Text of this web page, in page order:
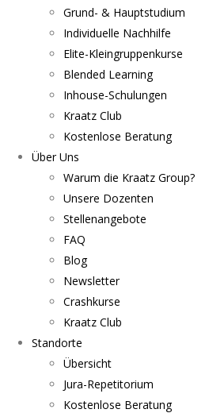
Grund- & Hauptstudium
Individuelle Nachhilfe
Elite-Kleingruppenkurse
Blended Learning
Inhouse-Schulungen
Kraatz Club
Kostenlose Beratung
Über Uns
Warum die Kraatz Group?
Unsere Dozenten
Stellenangebote
FAQ
Blog
Newsletter
Crashkurse
Kraatz Club
Standorte
Übersicht
Jura-Repetitorium
Kostenlose Beratung